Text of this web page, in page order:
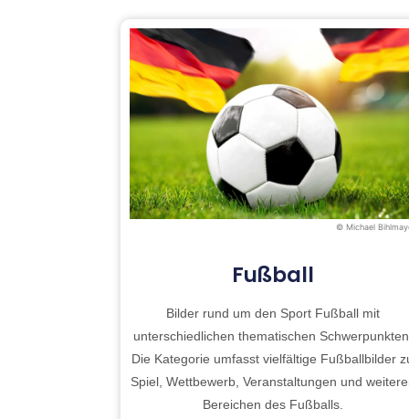
© Michael
Fußball
Bilder rund um den Sport Fußball mit
unterschiedlichen thematischen
Die Kategorie umfasst vielfältige Fußballbilder
Spiel, Wettbewerb, Veranstaltungen und
Bereichen des Fußballs.